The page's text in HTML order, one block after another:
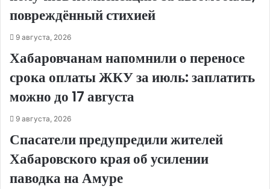
повреждённый стихией
9 августа, 2026
Хабаровчанам напомнили о переносе
срока оплаты ЖКУ за июль: заплатить
можно до 17 августа
9 августа, 2026
Спасатели предупредили жителей
Хабаровского края об усилении
паводка на Амуре